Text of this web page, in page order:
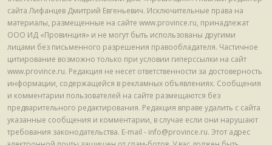
сайта Лифанцев Дмитрий Евгеньевич. Исключительные права на
материалы, размещенные на сайте www.province.ru, принадлежат
ООО ИД «Провинция» и не могут быть использованы другими
лицами без письменного разрешения правообладателя. Частичное
цитирование возможно только при условии гиперссылки на сайт
www.province.ru. Редакция не несет ответственности за достоверность
информации, содержащейся в рекламных объявлениях. Сообщения
и комментарии пользователей на сайте размещаются без
предварительного редактирования. Редакция вправе удалить с сайта
указанные сообщения и комментарии, в случае если они нарушают
требования законодательства. E-mail - info@province.ru. Этот адрес